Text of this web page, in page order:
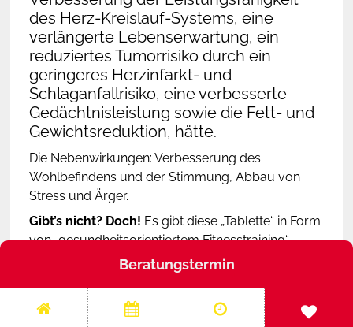
Youth Abo
Beckenboden-Training
Alpha Cooling
Mediathek
Studio News
Karriere
Vorteilspartner
Firmen-Kooperationen
Beratungstermin
des Herz-Kreislauf-Systems, eine
verlängerte Lebenserwartung, ein
reduziertes Tumorrisiko durch ein
geringeres Herzinfarkt- und
Schlaganfallrisiko, eine verbesserte
Gedächtnisleistung sowie die Fett- und
Gewichtsreduktion, hätte.
Die Nebenwirkungen: Verbesserung des
Wohlbefindens und der Stimmung, Abbau von
Stress und Ärger.
Gibt’s nicht? Doch! Es gibt diese „Tablette“ in Form
von „gesundheitsorientiertem Fitnesstraining“.
Alles, was Sie tun müssen, ist mindestens 60
Hören Sie auf Ihr Herz, denn
gesundheitsorientiertes Kreislauftraining kann Ihre